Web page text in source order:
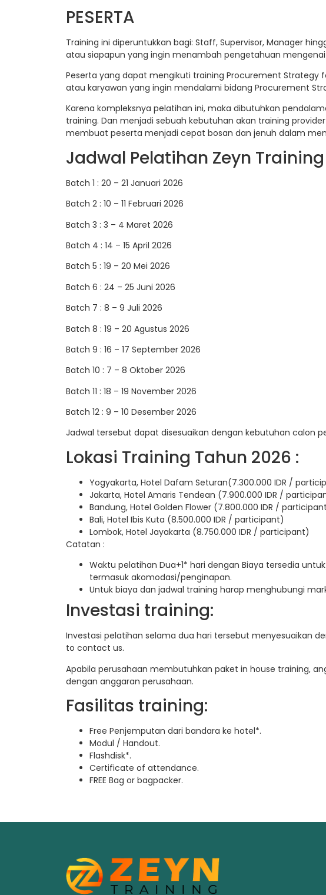
PESERTA
Training ini diperuntukkan bagi: Staff, Supervisor, Manager
atau siapapun yang ingin menambah pengetahuan
Peserta yang dapat mengikuti training Procurement
atau karyawan yang ingin mendalami bidang Procurement
Karena kompleksnya pelatihan ini, maka dibutuhkan
training. Dan menjadi sebuah kebutuhan akan training
membuat peserta menjadi cepat bosan dan jenuh dalam
Jadwal Pelatihan Zeyn Training
Batch 1 : 20 – 21 Januari 2026
Batch 2 : 10 – 11 Februari 2026
Batch 3 : 3 – 4 Maret 2026
Batch 4 : 14 – 15 April 2026
Batch 5 : 19 – 20 Mei 2026
Batch 6 : 24 – 25 Juni 2026
Batch 7 : 8 – 9 Juli 2026
Batch 8 : 19 – 20 Agustus 2026
Batch 9 : 16 – 17 September 2026
Batch 10 : 7 – 8 Oktober 2026
Batch 11 : 18 – 19 November 2026
Batch 12 : 9 – 10 Desember 2026
Jadwal tersebut dapat disesuaikan dengan kebutuhan calon
Lokasi Training Tahun 2026 :
Yogyakarta, Hotel Dafam Seturan(7.300.000 IDR /
Jakarta, Hotel Amaris Tendean (7.900.000 IDR /
Bandung, Hotel Golden Flower (7.800.000 IDR /
Bali, Hotel Ibis Kuta (8.500.000 IDR / participant)
Lombok, Hotel Jayakarta (8.750.000 IDR / participant)
Catatan :
Waktu pelatihan Dua+1* hari dengan Biaya tersedia
termasuk akomodasi/penginapan.
Untuk biaya dan jadwal training harap menghubungi
Investasi training:
Investasi pelatihan selama dua hari tersebut menyesuaikan
to contact us.
Apabila perusahaan membutuhkan paket in house training,
dengan anggaran perusahaan.
Fasilitas training:
Free Penjemputan dari bandara ke hotel*.
Modul / Handout.
Flashdisk*.
Certificate of attendance.
FREE Bag or bagpacker.